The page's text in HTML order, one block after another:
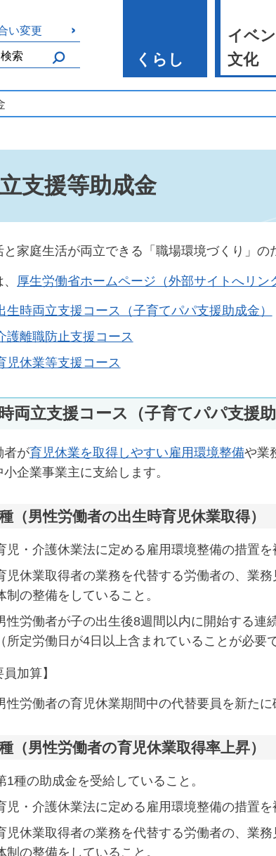
い変更
くらし
イベ
文化
支援等助成金
と家庭生活が両立できる「職場環境づくり」の
厚生労働省ホームページ（外部サイトへリン
生時両立支援コース（子育てパパ支援助成金）
護離職防止支援コース
児休業等支援コース
両立支援コース（子育てパパ支援助
者が育児休業を取得しやすい雇用環境整備や業
企業事業主に支給します。
（男性労働者の出生時育児休業取得）
児・介護休業法に定める雇用環境整備の措置を
児休業取得者の業務を代替する労働者の、業
制の整備をしていること。
性労働者が子の出生後8週間以内に開始する連
所定労働日が4日以上含まれていることが必要
加算】
性労働者の育児休業期間中の代替要員を新たに
（男性労働者の育児休業取得率上昇）
1種の助成金を受給していること。
児・介護休業法に定める雇用環境整備の措置を
児休業取得者の業務を代替する労働者の、業
制の整備をしていること。